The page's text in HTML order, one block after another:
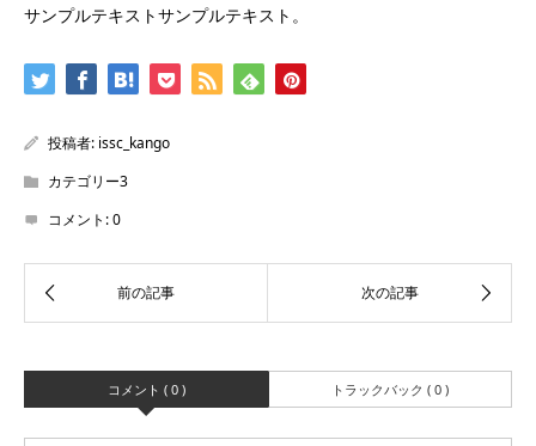
サンプルテキストサンプルテキスト。
投稿者: issc_kango
カテゴリー3
コメント:0
コメント ( 0 ) トラックバック ( 0 )